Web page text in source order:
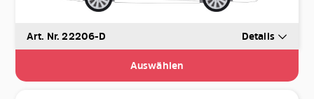
Art. Nr. 22206-D Details
Auswählen